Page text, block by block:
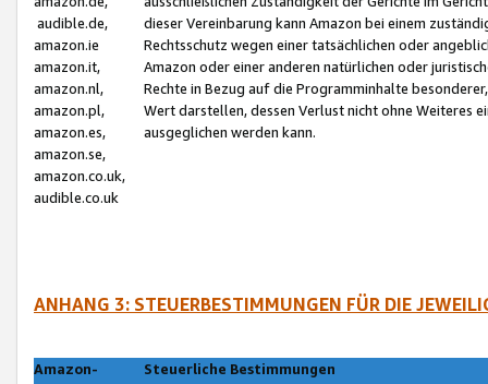
audible.de,
amazon.ie
amazon.it,
amazon.nl,
amazon.pl,
amazon.es,
amazon.se,
amazon.co.uk,
audible.co.uk
dieser Vereinbarung kann Amazon bei einem
Rechtsschutz wegen einer tatsächlichen oder
Amazon oder einer anderen natürlichen oder
Rechte in Bezug auf die Programminhalte
Wert darstellen, dessen Verlust nicht ohne Weiteres
ausgeglichen werden kann.
ANHANG 3: STEUERBESTIMMUNGEN FÜR DIE
Amazon-
Steuerliche Bestimmungen